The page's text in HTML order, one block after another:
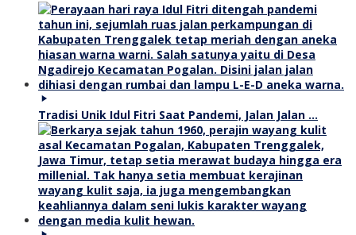
Tradisi Unik Idul Fitri Saat Pandemi, Jalan Jalan …